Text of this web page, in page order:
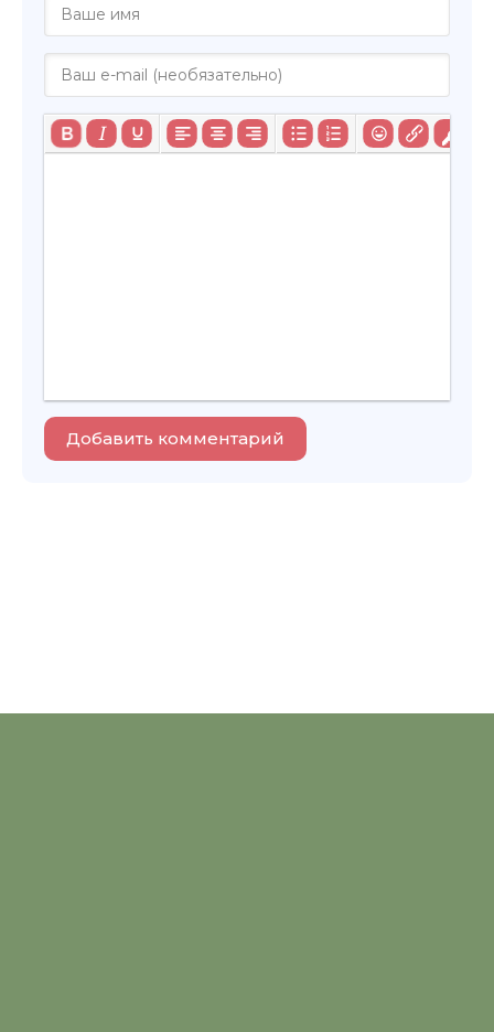
Добавить комментарий